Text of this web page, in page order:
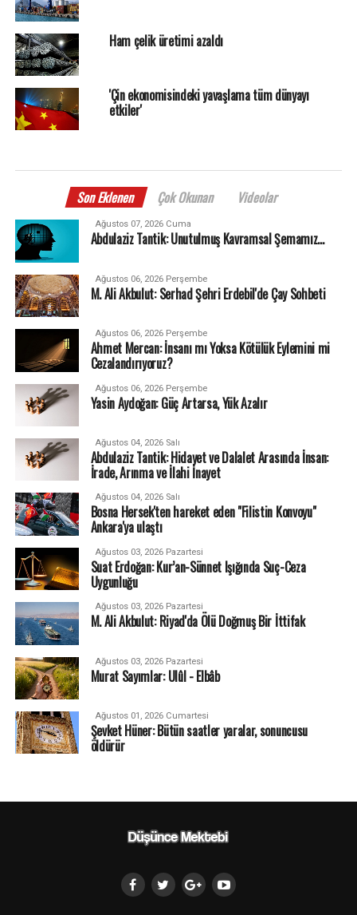
Ham çelik üretimi azaldı
'Çin ekonomisindeki yavaşlama tüm dünyayı
etkiler'
Son Eklenen Çok Okunan Videolar
Ağustos 07, 2026 Cuma
Abdulaziz Tantik: Unutulmuş Kavramsal Şemamız…
Ağustos 06, 2026 Perşembe
M. Ali Akbulut: Serhad Şehri Erdebil'de Çay Sohbeti
Ağustos 06, 2026 Perşembe
Ahmet Mercan: İnsanı mı Yoksa Kötülük Eylemini mi
Cezalandırıyoruz?
Ağustos 06, 2026 Perşembe
Yasin Aydoğan: Güç Artarsa, Yük Azalır
Ağustos 04, 2026 Salı
Abdulaziz Tantik: Hidayet ve Dalalet Arasında İnsan:
İrade, Arınma ve İlahi İnayet
Ağustos 04, 2026 Salı
Bosna Hersek'ten hareket eden "Filistin Konvoyu"
Ankara'ya ulaştı
Ağustos 03, 2026 Pazartesi
Suat Erdoğan: Kur’an-Sünnet Işığında Suç-Ceza
Uygunluğu
Ağustos 03, 2026 Pazartesi
M. Ali Akbulut: Riyad'da Ölü Doğmuş Bir İttifak
Ağustos 03, 2026 Pazartesi
Murat Sayımlar: Ulûl - Elbâb
Ağustos 01, 2026 Cumartesi
Şevket Hüner: Bütün saatler yaralar, sonuncusu
öldürür